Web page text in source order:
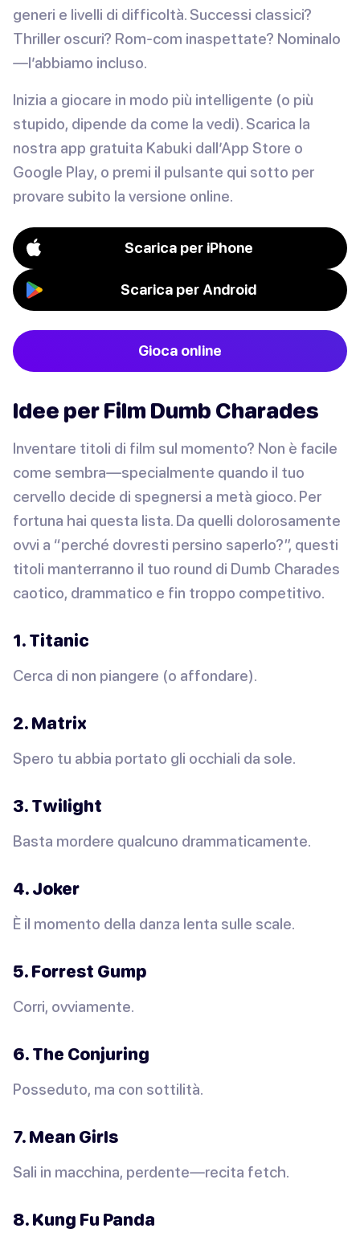
generi e livelli di difficoltà. Successi classici?
Thriller oscuri? Rom-com inaspettate? Nominalo
—l’abbiamo incluso.
Inizia a giocare in modo più intelligente (o più
stupido, dipende da come la vedi). Scarica la
nostra app gratuita Kabuki dall’App Store o
Google Play, o premi il pulsante qui sotto per
provare subito la versione online.
Scarica per iPhone
Scarica per Android
Gioca online
Idee per Film Dumb Charades
Inventare titoli di film sul momento? Non è facile
come sembra—specialmente quando il tuo
cervello decide di spegnersi a metà gioco. Per
fortuna hai questa lista. Da quelli dolorosamente
ovvi a “perché dovresti persino saperlo?”, questi
titoli manterranno il tuo round di Dumb Charades
caotico, drammatico e fin troppo competitivo.
1. Titanic
Cerca di non piangere (o affondare).
2. Matrix
Spero tu abbia portato gli occhiali da sole.
3. Twilight
Basta mordere qualcuno drammaticamente.
4. Joker
È il momento della danza lenta sulle scale.
5. Forrest Gump
Corri, ovviamente.
6. The Conjuring
Posseduto, ma con sottilità.
7. Mean Girls
Sali in macchina, perdente—recita fetch.
8. Kung Fu Panda